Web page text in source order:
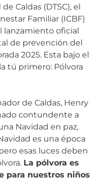
Caldas (DTSC), el
Familiar (ICBF)
lanzamiento oficial
de prevención del
2025. Esta bajo el
tú primero: Pólvora
de Caldas, Henry
contundente a
Navidad en paz,
es una época
esas luces deben
La pólvora es
para nuestros niños